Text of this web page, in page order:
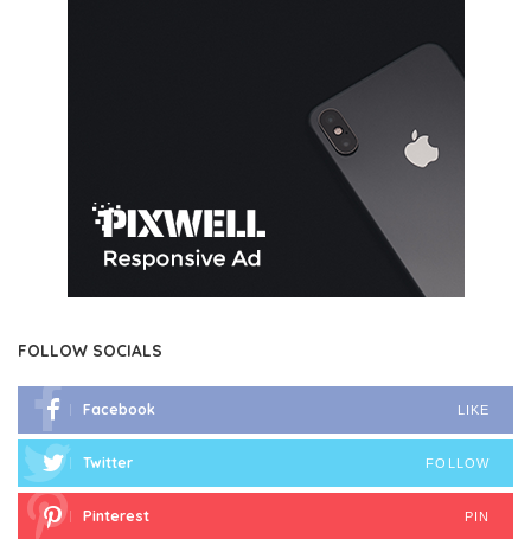
FOLLOW SOCIALS
Facebook LIKE
Twitter FOLLOW
Pinterest PIN